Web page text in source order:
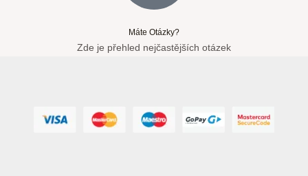
Máte Otázky?
Zde je přehled nejčastějších otázek